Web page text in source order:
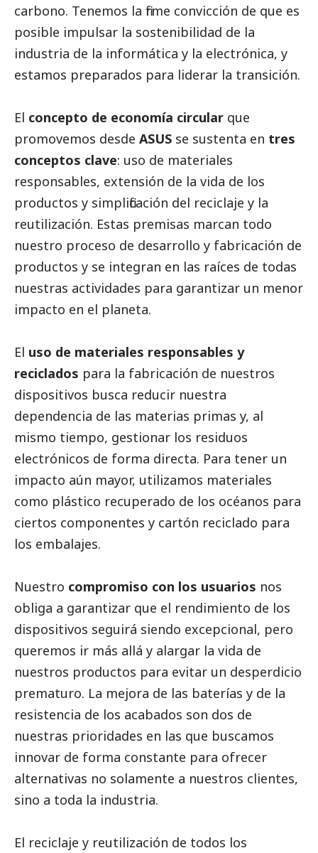
carbono. Tenemos la firme convicción de que es
posible impulsar la sostenibilidad de la
industria de la informática y la electrónica, y
estamos preparados para liderar la transición.
El concepto de economía circular que
promovemos desde ASUS se sustenta en tres
conceptos clave: uso de materiales
responsables, extensión de la vida de los
productos y simplificación del reciclaje y la
reutilización. Estas premisas marcan todo
nuestro proceso de desarrollo y fabricación de
productos y se integran en las raíces de todas
nuestras actividades para garantizar un menor
impacto en el planeta.
El uso de materiales responsables y
reciclados para la fabricación de nuestros
dispositivos busca reducir nuestra
dependencia de las materias primas y, al
mismo tiempo, gestionar los residuos
electrónicos de forma directa. Para tener un
impacto aún mayor, utilizamos materiales
como plástico recuperado de los océanos para
ciertos componentes y cartón reciclado para
los embalajes.
Nuestro compromiso con los usuarios nos
obliga a garantizar que el rendimiento de los
dispositivos seguirá siendo excepcional, pero
queremos ir más allá y alargar la vida de
nuestros productos para evitar un desperdicio
prematuro. La mejora de las baterías y de la
resistencia de los acabados son dos de
nuestras prioridades en las que buscamos
innovar de forma constante para ofrecer
alternativas no solamente a nuestros clientes,
sino a toda la industria.
El reciclaje y reutilización de todos los